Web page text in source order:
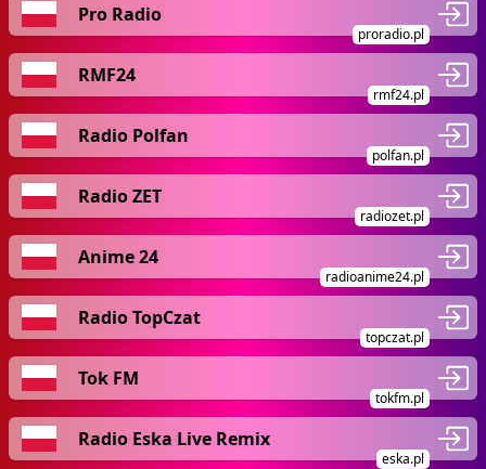
Pro Radio
proradio.pl
RMF24
rmf24.pl
Radio Polfan
polfan.pl
Radio ZET
radiozet.pl
Anime 24
radioanime24.pl
Radio TopCzat
topczat.pl
Tok FM
tokfm.pl
Radio Eska Live Remix
eska.pl